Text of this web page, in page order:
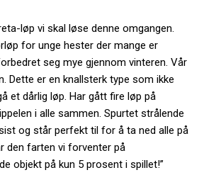
løp vi skal løse denne omgangen.
for unge hester der mange er
seg mye gjennom vinteren. Vår
Dette er en knallsterk type som ikke
et dårlig løp. Har gått fire løp på
i alle sammen. Spurtet strålende
og står perfekt til for å ta ned alle på
den farten vi forventer på
objekt på kun 5 prosent i spillet!”